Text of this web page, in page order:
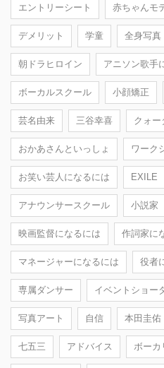
エントリーシート 赤ちゃんモ
デメリット 学童 全身写真
朝ドラヒロイン アニソン歌手
ボーカルスクール 小顔矯正
芸名由来 三谷幸喜 クォー
おかあさんといっしょ ワーク
お笑い芸人になるには EXILE
アナウンサースクール 小説家
映画監督になるには 作詞家に
マネージャーになるには 役者
専属ダンサー イベントショー
写真アート 自信 本田圭佑
七五三 アドバイス ボーカ